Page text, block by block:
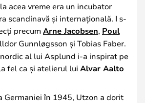
acea vreme era un incubator
scandinavă și internațională. I s-
precum Arne Jacobsen, Poul
Gunnløgsson și Tobias Faber.
al lui Asplund i-a inspirat pe
fel ca și atelierul lui Alvar Aalto
Germaniei în 1945, Utzon a dorit